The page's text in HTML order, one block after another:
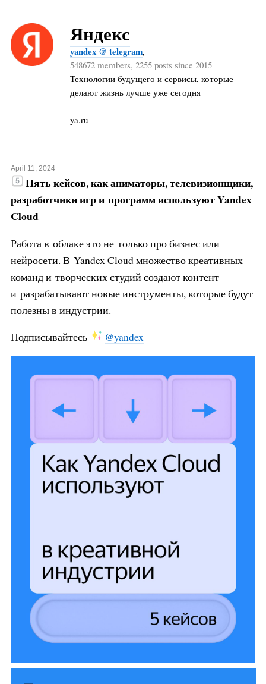
Яндекс
yandex @ telegram,
548672 members, 2255 posts since 2015
Технологии будущего и сервисы, которые
делают жизнь лучше уже сегодня
ya.ru
April 11, 2024
Пять кейсов, как аниматоры, телевизионщики,
разработчики игр и программ используют Yandex
Cloud
Работа в облаке это не только про бизнес или
нейросети. В Yandex Cloud множество креативных
команд и творческих студий создают контент
и разрабатывают новые инструменты, которые будут
полезны в индустрии.
Подписывайтесь
@yandex